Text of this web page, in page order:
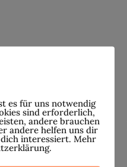
Hormons
piralen
verursach
es für uns notwendig
sind erforderlich,
andere brauchen
andere helfen uns dir
interessiert. Mehr